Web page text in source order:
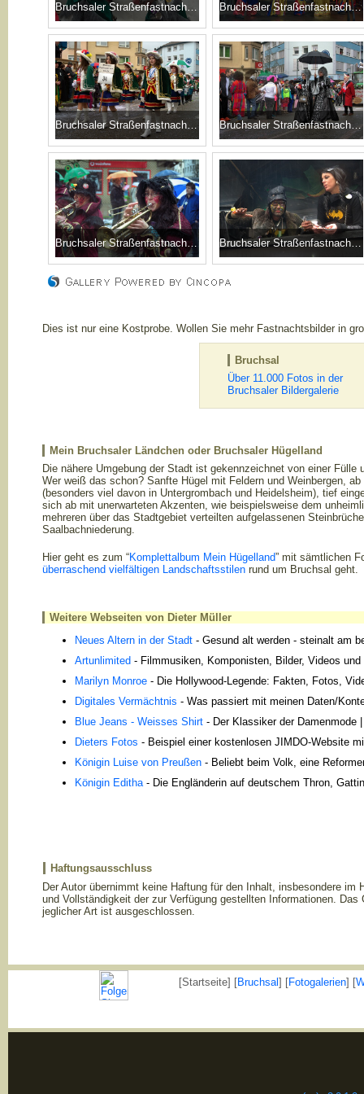
Bruchsaler Straßenfastnacht 2011 Bruchsaler Straßenfastnacht 2011
Bruchsaler Straßenfastnacht 2011 Bruchsaler Straßenfastnacht 2011
Bruchsaler Straßenfastnacht 2011 Bruchsaler Straßenfastnacht 2011
Dies ist nur eine Kostprobe. Wollen Sie mehr Fastnachtsbilder in
Bruchsal
Über 11.000 Fotos in der
Bruchsaler Bildergalerie
Mein Bruchsaler Ländchen oder Bruchsaler Hügelland
Die nähere Umgebung der Stadt ist gekennzeichnet von einer Fülle
Wer weiß das schon? Sanfte Hügel mit Feldern und Weinbergen,
(besonders viel davon in Untergrombach und Heidelsheim), tief
sich ab mit unerwarteten Akzenten, wie beispielsweise dem
mehreren über das Stadtgebiet verteilten aufgelassenen
Saalbachniederung.
Hier geht es zum “Komplettalbum Mein Hügelland” mit sämtlichen
überraschend vielfältigen Landschaftsstilen rund um Bruchsal geht.
Weitere Webseiten von Dieter Müller
Neues Altern in der Stadt - Gesund alt werden - steinalt am
Artunlimited - Filmmusiken, Komponisten, Bilder, Videos
Marilyn Monroe - Die Hollywood-Legende: Fakten, Fotos,
Digitales Vermächtnis - Was passiert mit meinen Daten/
Blue Jeans - Weisses Shirt - Der Klassiker der Damenmode
Dieters Fotos - Beispiel einer kostenlosen JIMDO-Website
Königin Luise von Preußen - Beliebt beim Volk, eine
Königin Editha- Die Engländerin auf deutschem Thron,
Haftungsausschluss
Der Autor übernimmt keine Haftung für den Inhalt, insbesondere
und Vollständigkeit der zur Verfügung gestellten Informationen. Das
jeglicher Art ist ausgeschlossen.
[Startseite] [Bruchsal] [Fotogalerien] [